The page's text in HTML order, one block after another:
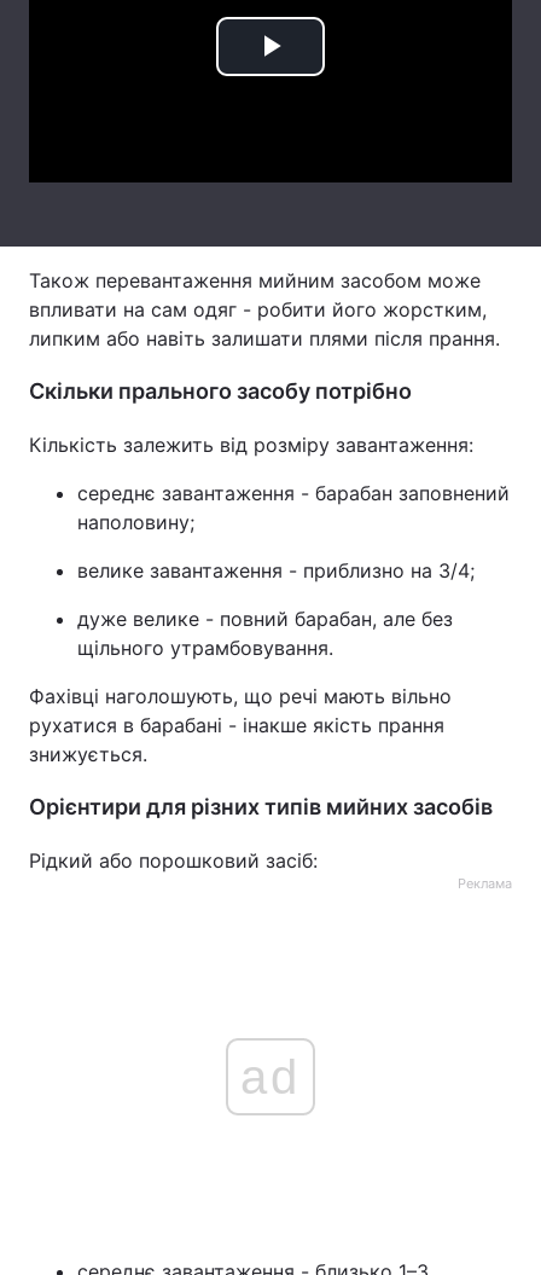
Play
Також перевантаження мийним засобом може
впливати на сам одяг - робити його жорстким,
липким або навіть залишати плями після прання.
Скільки прального засобу потрібно
Кількість залежить від розміру завантаження:
середнє завантаження - барабан заповнений
наполовину;
велике завантаження - приблизно на 3/4;
дуже велике - повний барабан, але без
щільного утрамбовування.
Фахівці наголошують, що речі мають вільно
рухатися в барабані - інакше якість прання
знижується.
Орієнтири для різних типів мийних засобів
Рідкий або порошковий засіб:
Реклама
ad